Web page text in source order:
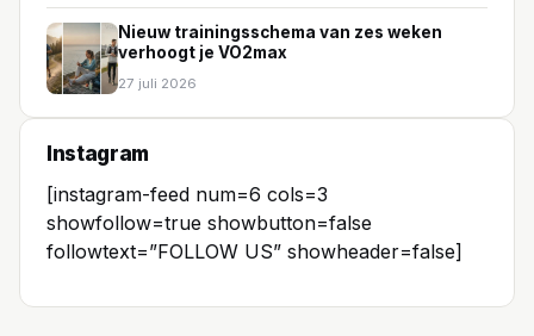
Nieuw trainingsschema van zes weken
verhoogt je VO2max
27 juli 2026
Instagram
[instagram-feed num=6 cols=3
showfollow=true showbutton=false
followtext=”FOLLOW US” showheader=false]